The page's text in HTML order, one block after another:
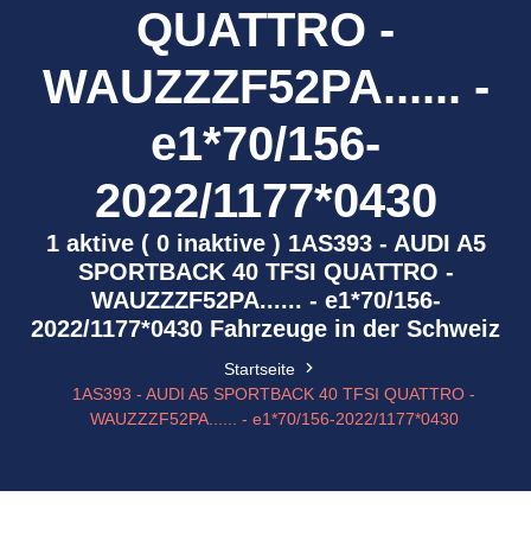
QUATTRO -
WAUZZZF52PA...... -
e1*70/156-
2022/1177*0430
1 aktive ( 0 inaktive ) 1AS393 - AUDI A5
SPORTBACK 40 TFSI QUATTRO -
WAUZZZF52PA...... - e1*70/156-
2022/1177*0430 Fahrzeuge in der Schweiz
Startseite
1AS393 - AUDI A5 SPORTBACK 40 TFSI QUATTRO -
WAUZZZF52PA...... - e1*70/156-2022/1177*0430